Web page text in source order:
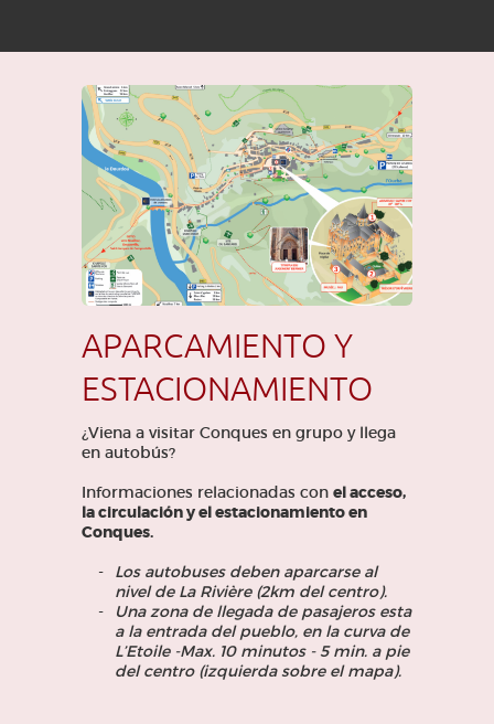
APARCAMIENTO Y
ESTACIONAMIENTO
¿Viena a visitar Conques en grupo y llega
en autobús?
Informaciones relacionadas con el acceso,
la circulación y el estacionamiento en
Conques.
Los autobuses deben aparcarse al
nivel de La Rivière (2km del centro).
Una zona de llegada de pasajeros esta
a la entrada del pueblo, en la curva de
L’Etoile -Max. 10 minutos - 5 min. a pie
del centro (izquierda sobre el mapa).